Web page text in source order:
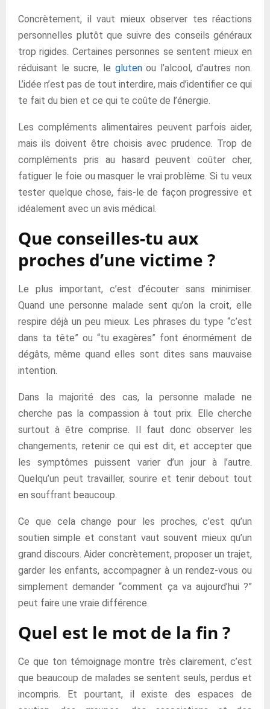
Concrètement, il vaut mieux observer tes réactions
personnelles plutôt que suivre des conseils généraux
trop rigides. Certaines personnes se sentent mieux en
réduisant le sucre, le glutenou l’alcool, d’autres non.
L’idée n’est pas de tout interdire, mais d’identifier ce qui
te fait du bien et ce qui te coûte de l’énergie.
Les compléments alimentaires peuvent parfois aider,
mais ils doivent être choisis avec prudence. Trop de
compléments pris au hasard peuvent coûter cher,
fatiguer le foie ou masquer le vrai problème. Si tu veux
tester quelque chose, fais-le de façon progressive et
idéalement avec un avis médical.
Que conseilles-tu aux
proches d’une victime ?
Le plus important, c’est d’écouter sans minimiser.
Quand une personne malade sent qu’on la croit, elle
respire déjà un peu mieux. Les phrases du type “c’est
dans ta tête” ou “tu exagères” font énormément de
dégâts, même quand elles sont dites sans mauvaise
intention.
Dans la majorité des cas, la personne malade ne
cherche pas la compassion à tout prix. Elle cherche
surtout à être comprise. Il faut donc observer les
changements, retenir ce qui est dit, et accepter que
les symptômes puissent varier d’un jour à l’autre.
Quelqu’un peut travailler, sourire et tenir debout tout
en souffrant beaucoup.
Ce que cela change pour les proches, c’est qu’un
soutien simple et constant vaut souvent mieux qu’un
grand discours. Aider concrètement, proposer un trajet,
garder les enfants, accompagner à un rendez-vous ou
simplement demander “comment ça va aujourd’hui ?”
peut faire une vraie différence.
Quel est le mot de la fin ?
Ce que ton témoignage montre très clairement, c’est
que beaucoup de malades se sentent seuls, perdus et
incompris. Et pourtant, il existe des espaces de